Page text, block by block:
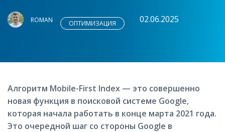
ROMAN ОПТИМИЗАЦИЯ 02.06.2025
Алгоритм Mobile-First Index — это совершенно
новая функция в поисковой системе Google,
которая начала работать в конце марта 2021 года.
Это очередной шаг со стороны Google в